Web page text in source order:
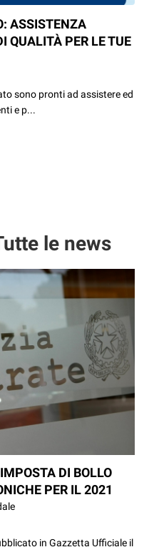
ASSISTENZA
QUALITÀ PER LE TUE
sono pronti ad assistere ed
e p...
le news
DI BOLLO
PER IL 2021
in Gazzetta Ufficiale il